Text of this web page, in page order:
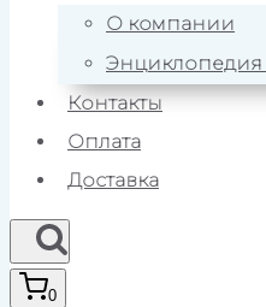
О компании
Энциклопедия
Контакты
Оплата
Доставка
0